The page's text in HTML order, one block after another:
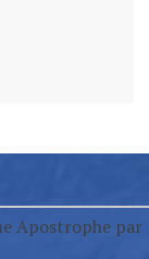
Apostrophe par